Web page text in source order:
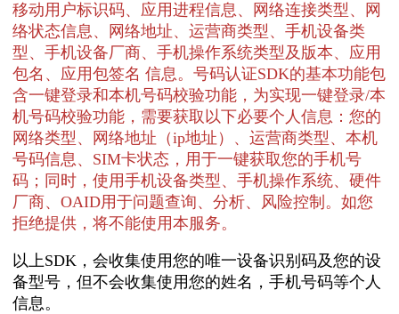
移动用户标识码、应用进程信息、网络连接类型、网
络状态信息、网络地址、运营商类型、手机设备类
型、手机设备厂商、手机操作系统类型及版本、应用
包名、应用包签名 信息。号码认证SDK的基本功能包
含一键登录和本机号码校验功能，为实现一键登录/本
机号码校验功能，需要获取以下必要个人信息：您的
网络类型、网络地址（ip地址）、运营商类型、本机
号码信息、SIM卡状态，用于一键获取您的手机号
码；同时，使用手机设备类型、手机操作系统、硬件
厂商、OAID用于问题查询、分析、风险控制。如您
拒绝提供，将不能使用本服务。
以上SDK，会收集使用您的唯一设备识别码及您的设
备型号，但不会收集使用您的姓名，手机号码等个人
信息。